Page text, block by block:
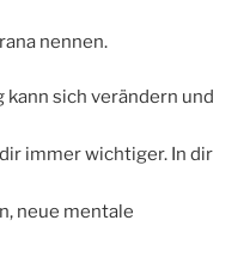
nennen.
sich verändern und
immer wichtiger. In dir
neue mentale